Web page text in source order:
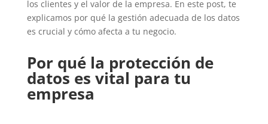
los clientes y el valor de la empresa. En este post, te
explicamos por qué la gestión adecuada de los datos
es crucial y cómo afecta a tu negocio.
Por qué la protección de
datos es vital para tu
empresa